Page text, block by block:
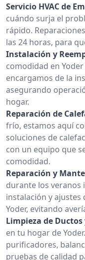
Servicio HVAC de
cuándo surja el
rápido.
las 24 horas, para
Instalación y
comodidad en
encargamos de la
asegurando
hogar.
Reparación de
frío, estamos aquí
soluciones de
con un equipo que
comodidad.
Reparación y
durante los veranos
instalación y
Yoder, evitando
Limpieza de
en tu hogar de
purificadores,
pruebas de calidad